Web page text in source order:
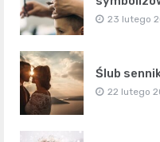
23 lutego
Ślub
22 lutego